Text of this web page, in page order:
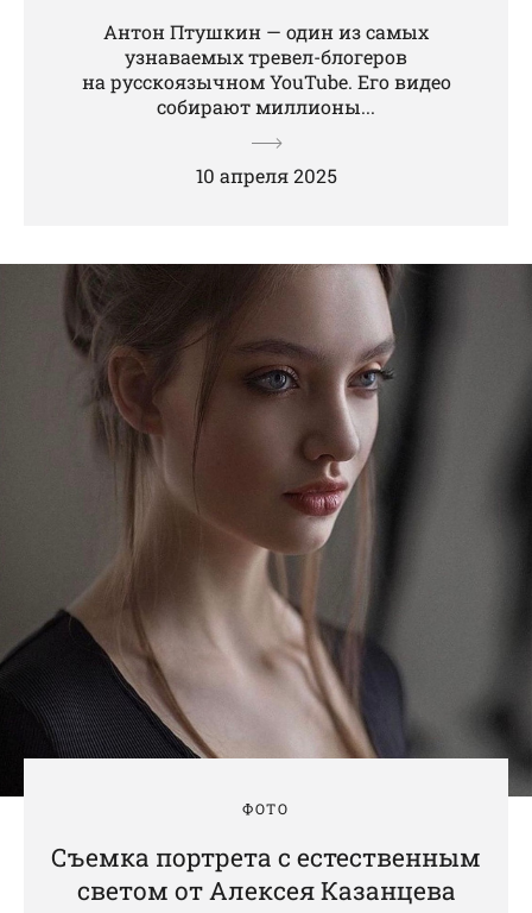
Антон Птушкин — один из самых
узнаваемых тревел-блогеров
на русскоязычном YouTube. Его видео
собирают миллионы...
10 апреля 2025
ФОТО
Съемка портрета с естественным
светом от Алексея Казанцева